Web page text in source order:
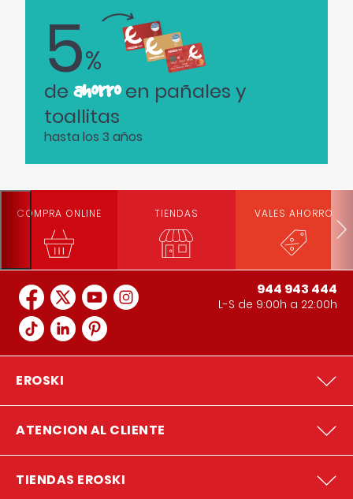
5%
de ahorroen pañales y
toallitas
hasta los 3 años
COMPRA ONLINE TIENDAS VALES AHORRO
944 943 444
L-S de 9:00h a 22:00h
EROSKI
ATENCION AL CLIENTE
TIENDAS EROSKI